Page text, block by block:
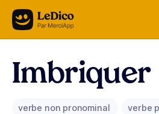
Aller au contenu
Imbriquer
verbe non pronominal verbe